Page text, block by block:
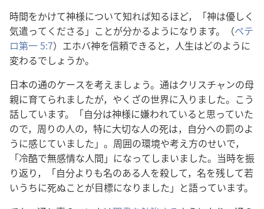
時間をかけて神様について知れば知るほど，「神は優しく
気遣ってくださる」ことが分かるようになります。（ペテ
ロ第一5:7）エホバ神を信頼できると， 人生はどのように
変わるでしょうか。
日本の通のケースを考えましょう。 通はクリスチャンの母
親に育てられましたが，やくざの世界に入 りました。こう
話しています。「自分は神様に嫌われていると思っていた
ので， 周 りの人の， 特に大切な人の死は， 自分への罰のよ
うに感じていました」。 周囲の環境や考え方のせいで，
「冷酷で無感情な人間 」になってしまいました。 当時を振
り返り，「自分よりも名のある人を殺して， 名を残して若
いうちに死ぬことが目標になりました」と語っています。